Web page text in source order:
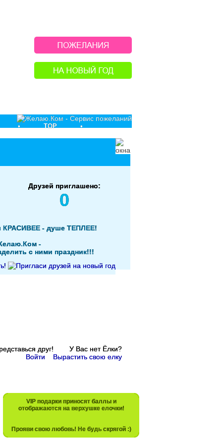
• TOP
•
Друзей приглашено:
0
КРАСИВЕЕ - душе ТЕПЛЕЕ!
-
с ними праздник!!!
VIP подарки приносят баллы и
отображаются на верхушке елочки!
Прояви свою любовь! Не будь скрягой :)
друг! У Вас нет Ёлки?
Войти
Вырастить свою елку